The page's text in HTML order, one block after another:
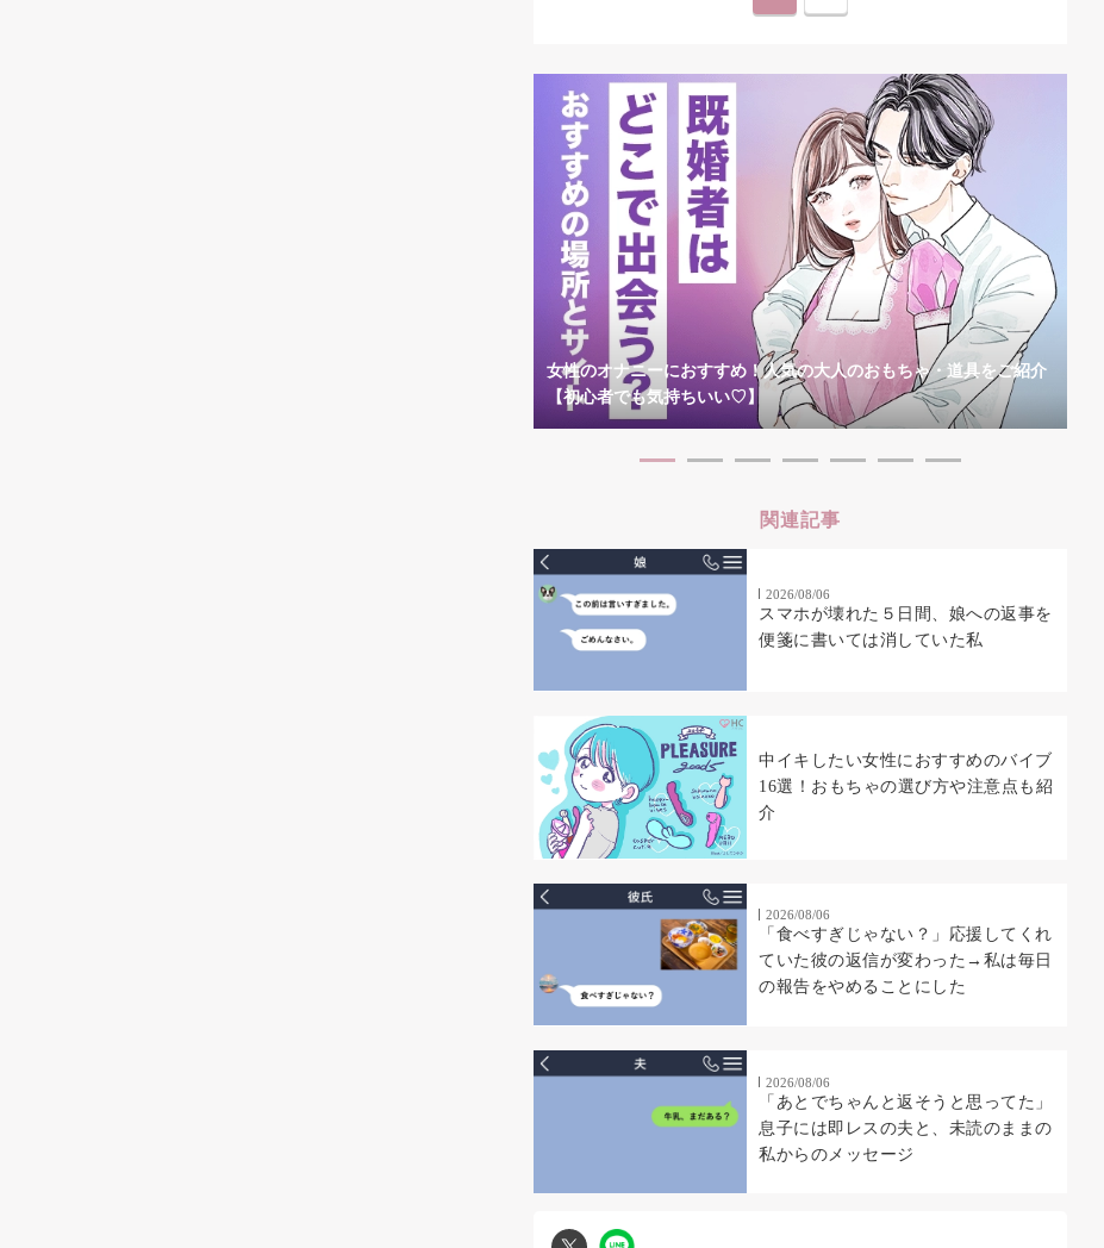
女性のオナニーにおすすめ！人気の大人のおもちゃ・道具をご紹介
【初心者でも気持ちいい♡】
関連記事
2026/08/06
スマホが壊れた５日間、娘への返事を
便箋に書いては消していた私
中イキしたい女性におすすめのバイブ
16選！おもちゃの選び方や注意点も紹
介
2026/08/06
「食べすぎじゃない？」応援してくれ
ていた彼の返信が変わった→私は毎日
の報告をやめることにした
2026/08/06
「あとでちゃんと返そうと思ってた」
息子には即レスの夫と、未読のままの
私からのメッセージ